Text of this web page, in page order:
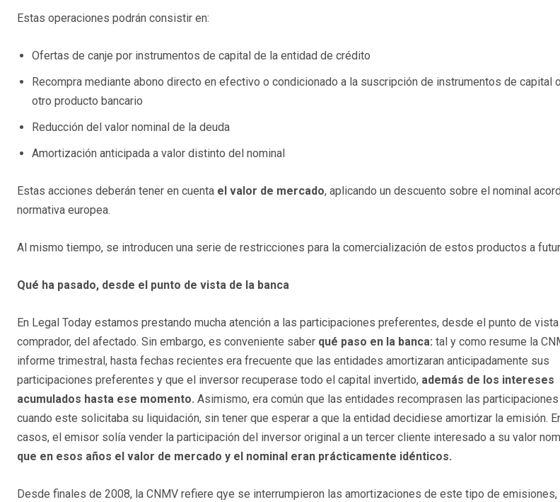
Estas operaciones podrán consistir en:
Ofertas de canje por instrumentos de capital de la entidad de crédito
Recompra mediante abono directo en efectivo o condicionado a la suscripción de instrumentos de capital
otro producto bancario
Reducción del valor nominal de la deuda
Amortización anticipada a valor distinto del nominal
Estas acciones deberán tener en cuenta el valor de mercado, aplicando un descuento sobre el nominal
normativa europea.
Al mismo tiempo, se introducen una serie de restricciones para la comercialización de estos productos a
Qué ha pasado, desde el punto de vista de la banca
En Legal Today estamos prestando mucha atención a las participaciones preferentes, desde el punto de vista
comprador, del afectado. Sin embargo, es conveniente saber qué paso en la banca: tal y como resume la
informe trimestral, hasta fechas recientes era frecuente que las entidades amortizaran anticipadamente sus
participaciones preferentes y que el inversor recuperase todo el capital invertido, además de los intereses
acumulados hasta ese momento. Asimismo, era común que las entidades recomprasen las
cuando este solicitaba su liquidación, sin tener que esperar a que la entidad decidiese amortizar la emisión.
casos, el emisor solía vender la participación del inversor original a un tercer cliente interesado a su valor
que en esos años el valor de mercado y el nominal eran prácticamente idénticos.
Desde finales de 2008, la CNMV refiere qye se interrumpieron las amortizaciones de este tipo de emisiones,